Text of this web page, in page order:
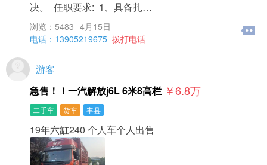
决。 任职要求: 1、具备扎…
浏览：5483 4月15日
电话：13905219675 拨打电话
游客
急售！！一汽解放j6L 6米8高栏 ￥6.8万
二手车 货车 丰县
19年六缸240 个人车个人出售​‌‌